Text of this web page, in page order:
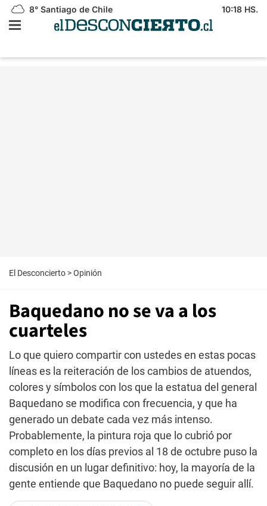
8° Santiago de Chile 10:18 HS.
El Desconcierto >Opinión
Baquedano no se va a los
cuarteles
Lo que quiero compartir con ustedes en estas pocas
líneas es la reiteración de los cambios de atuendos,
colores y símbolos con los que la estatua del general
Baquedano se modifica con frecuencia, y que ha
generado un debate cada vez más intenso.
Probablemente, la pintura roja que lo cubrió por
completo en los días previos al 18 de octubre puso la
discusión en un lugar definitivo: hoy, la mayoría de la
gente entiende que Baquedano no puede seguir allí.